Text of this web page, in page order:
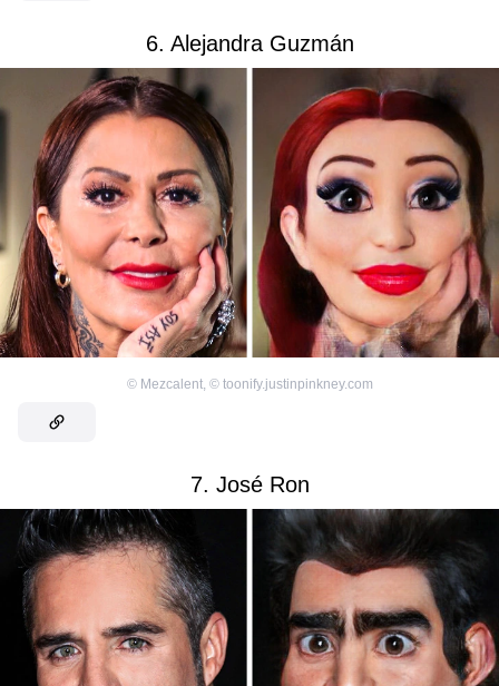
6. Alejandra Guzmán
© Mezcalent, © toonify.justinpinkney.com
7. José Ron